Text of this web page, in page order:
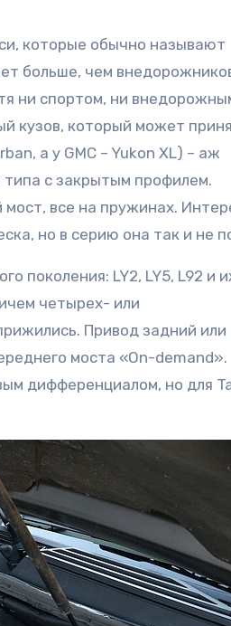
которые обычно называют
больше, чем
ни спортом, ни
кузов, который может
а у GMC – Yukon XL) – аж
типа с закрытым профилем.
все на пружинах.
но в серию она так и не
поколения: LY2, LY5, L92 и
четырех- или
Привод задний или
моста «On-demand».
дифференциалом, но для